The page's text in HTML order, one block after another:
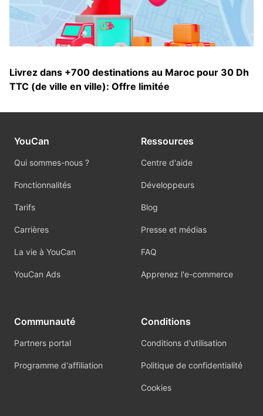
Livrez dans +700 destinations au Maroc pour 30 Dh
TTC (de ville en ville): Offre limitée
YouCan
Qui sommes-nous ?
Fonctionnalités
Tarifs
Carrières
La vie à YouCan
YouCan Ads
Ressources
Centre d'aide
Développeurs
Blog
Presse et médias
FAQ
Apprenez l'e-commerce
Communauté
Partners portal
Programme d'affiliation
Conditions
Conditions d'utilisation
Politique de confidentialité
Cookies